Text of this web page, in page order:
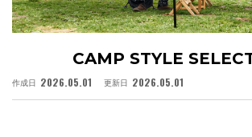
CAMP STYLE
作成日 2026.05.01 更新日 2026.05.01